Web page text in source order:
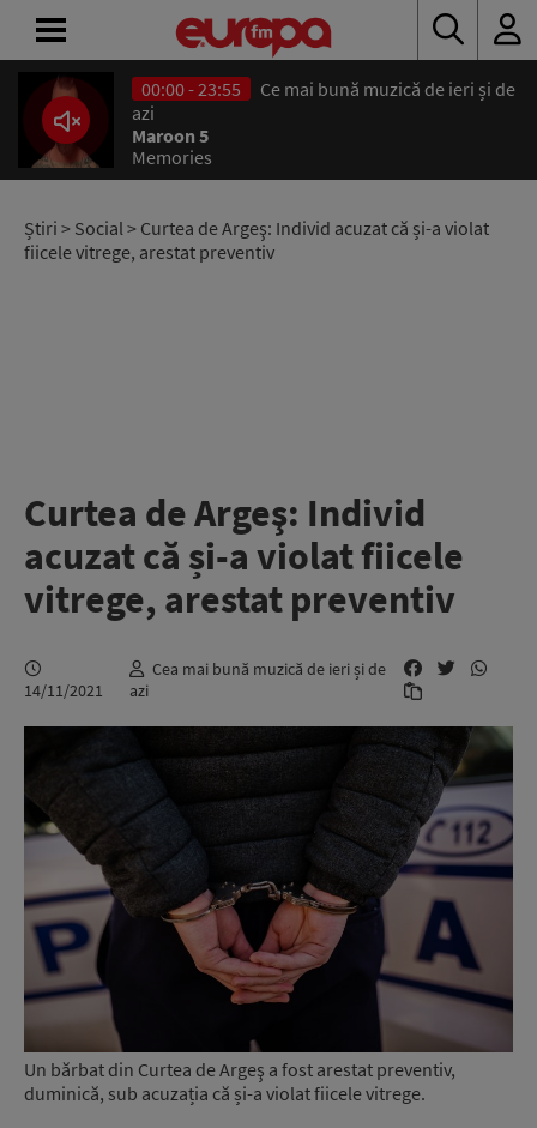
00:00 - 23:55
Ce mai bună muzică de ieri și de
azi
Maroon 5
Memories
Știri > Social> Curtea de Argeş: Individ acuzat că și-a violat
fiicele vitrege, arestat preventiv
Curtea de Argeş: Individ
acuzat că și-a violat fiicele
vitrege, arestat preventiv
14/11/2021
Cea mai bună muzică de ieri și de
azi
Un bărbat din Curtea de Argeş a fost arestat preventiv,
duminică, sub acuzația că și-a violat fiicele vitrege.
ACASĂ
ȘTIRI
RADIO